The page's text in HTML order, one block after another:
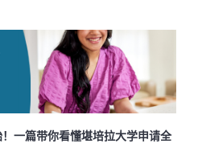
一篇带你看懂堪培拉大学申请全